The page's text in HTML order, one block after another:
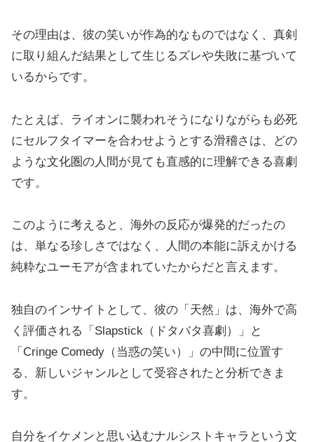
その理由は、彼の笑いが作為的なものではなく、真剣
に取り組んだ結果として生じるズレや失敗に基づいて
いるからです。
たとえば、ライオンに襲われそうになりながらも必死
にセルフタイマーを合わせようとする滑稽さは、どの
ような文化圏の人間が見ても直感的に理解できる喜劇
です。
このように考えると、海外の反応が爆発的だったの
は、単なる珍しさではなく、人間の本能に訴えかける
純粋なユーモアが含まれていたからだと言えます。
独自のインサイトとして、彼の「天然」は、海外で高
く評価される「Slapstick（ドタバタ喜劇）」と
「Cringe Comedy（当惑の笑い）」の中間に位置す
る、新しいジャンルとして受容されたと分析できま
す。
自分をイケメンと思い込むナルシストキャラという文